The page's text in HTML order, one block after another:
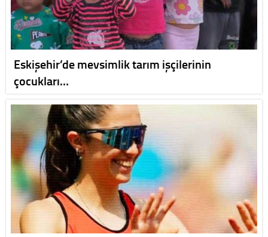
Eskişehir’de mevsimlik tarım işçilerinin
çocukları…